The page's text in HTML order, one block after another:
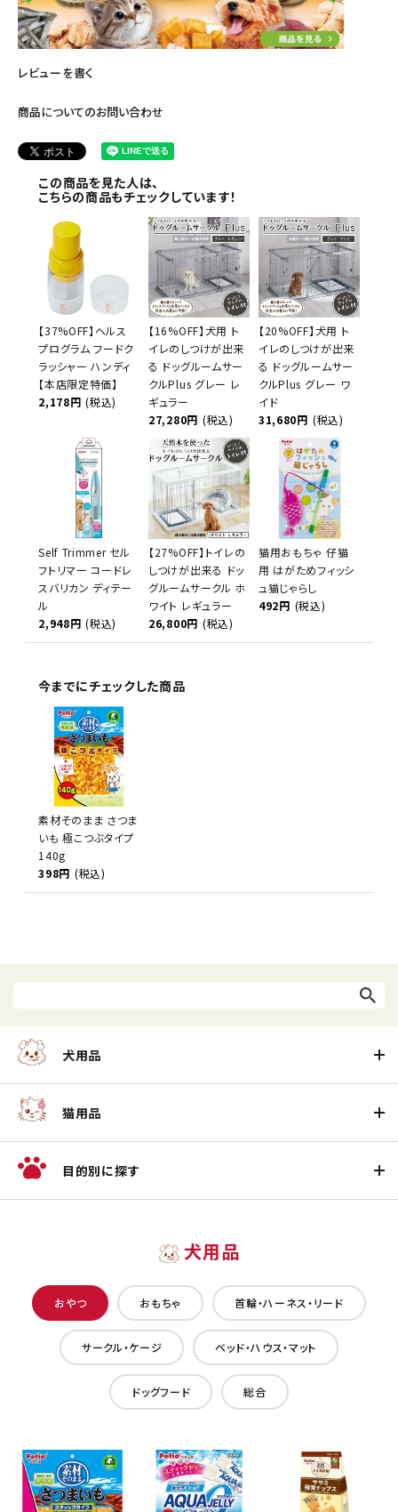
レビューを書く
商品についてのお問い合わせ
この商品を見た人は、
こちらの商品もチェックしています！
【37%OFF】ヘルス
プログラム フードク
ラッシャー ハンディ
【本店限定特価】
2,178円 (税込)
【16%OFF】犬用 ト
イレのしつけが出来
る ドッグルームサー
クルPlus グレー レ
ギュラー
27,280円 (税込)
【20%OFF】犬用 ト
イレのしつけが出来
る ドッグルームサー
クルPlus グレー ワ
イド
31,680円 (税込)
Self Trimmer セル
フトリマー コードレ
スバリカン ディテー
ル
2,948円 (税込)
【27%OFF】トイレの
しつけが出来る ドッ
グルームサークル ホ
ワイト レギュラー
26,800円 (税込)
猫用おもちゃ 仔猫
用 はがためフィッシ
ュ猫じゃらし
492円 (税込)
今までにチェックした商品
素材そのまま さつま
いも 極こつぶタイプ
140g
398円 (税込)
犬用品
猫用品
目的別に探す
犬用品
おやつ おもちゃ 首輪・ハーネス・リード
サークル・ケージ ベッド・ハウス・マット
ドッグフード 総合